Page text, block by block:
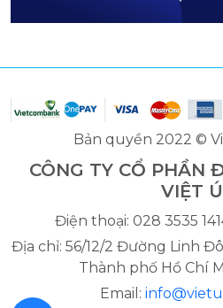
Bản quyền 2022 ©
CÔNG TY CỔ PHẦN
VIỆT
Điện thoại: 028 3535
Địa chỉ: 56/12/2 Đường Linh
Thành phố Hồ Chí
Email: